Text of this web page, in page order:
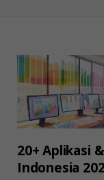
20+ Aplikasi
Indonesia